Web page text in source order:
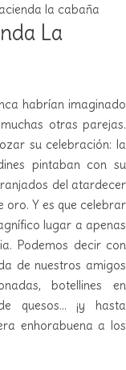
la cabaña
La
habrían imaginado
otras parejas.
su celebración: la
pintaban con su
del atardecer
oro. Y es que celebrar
lugar a apenas
Podemos decir con
de nuestros amigos
botellines en
quesos… ¡y hasta
enhorabuena a los